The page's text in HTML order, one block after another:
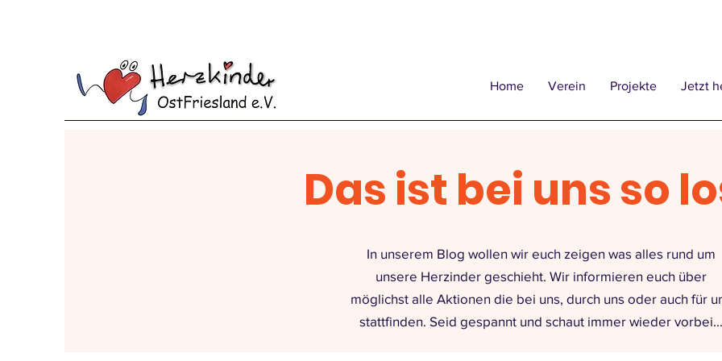
Home Verein Projekte Jetzt
Das ist bei uns so
In unserem Blog wollen wir euch zeigen was alles rund um
unsere Herzinder geschieht. Wir informieren euch über
möglichst alle Aktionen die bei uns, durch uns oder auch für
stattfinden. Seid gespannt und schaut immer wieder vorbei...